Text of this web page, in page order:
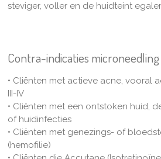
steviger, voller en de huidteint
Contra-indicaties microneedling
• Cliënten met actieve acne, vooral
III-IV
• Cliënten met een ontstoken huid,
of huidinfecties
• Cliënten met genezings- of
(hemofilie)